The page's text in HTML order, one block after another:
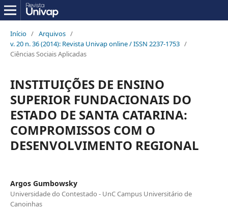
Início / Arquivos /
v. 20 n. 36 (2014): Revista Univap online / ISSN 2237-1753 /
Ciências Sociais Aplicadas
INSTITUIÇÕES DE ENSINO
SUPERIOR FUNDACIONAIS DO
ESTADO DE SANTA CATARINA:
COMPROMISSOS COM O
DESENVOLVIMENTO REGIONAL
Argos Gumbowsky
Universidade do Contestado - UnC Campus Universitário de
Canoinhas